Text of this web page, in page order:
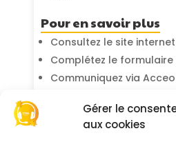
Gérer le
aux cookies
Pour en savoir plus
Consultez le site internet
Complétez le formulaire
Communiquez via Acceo
(heures métropole)
Contactez l’assistance